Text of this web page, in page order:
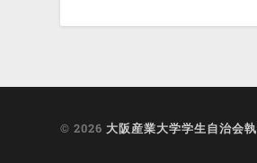
© 2026 大阪産業大学学生自治会